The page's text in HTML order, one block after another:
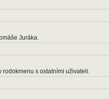
Juráka.
rodokmenu s ostatními uživateli.